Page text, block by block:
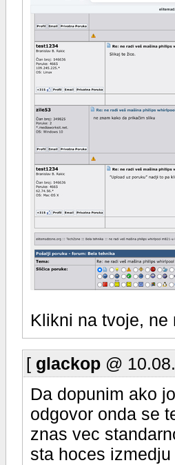
Klikni na tvoje,
[ glackop @
Da dopunim ako
odgovor onda se
znas vec
sta hoces